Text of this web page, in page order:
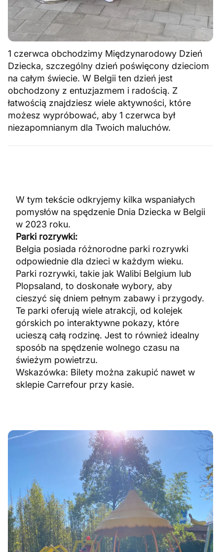
1 czerwca obchodzimy Międzynarodowy Dzień
Dziecka, szczególny dzień poświęcony dzieciom
na całym świecie. W Belgii ten dzień jest
obchodzony z entuzjazmem i radością. Z
łatwością znajdziesz wiele aktywności, które
możesz wypróbować, aby 1 czerwca był
niezapomnianym dla Twoich maluchów.
W tym tekście odkryjemy kilka wspaniałych
pomysłów na spędzenie Dnia Dziecka w Belgii
w 2023 roku.
Parki rozrywki:
Belgia posiada różnorodne parki rozrywki
odpowiednie dla dzieci w każdym wieku.
Parki rozrywki, takie jak Walibi Belgium lub
Plopsaland, to doskonałe wybory, aby
cieszyć się dniem pełnym zabawy i przygody.
Te parki oferują wiele atrakcji, od kolejek
górskich po interaktywne pokazy, które
ucieszą całą rodzinę. Jest to również idealny
sposób na spędzenie wolnego czasu na
świeżym powietrzu.
Wskazówka: Bilety można zakupić nawet w
sklepie Carrefour przy kasie.